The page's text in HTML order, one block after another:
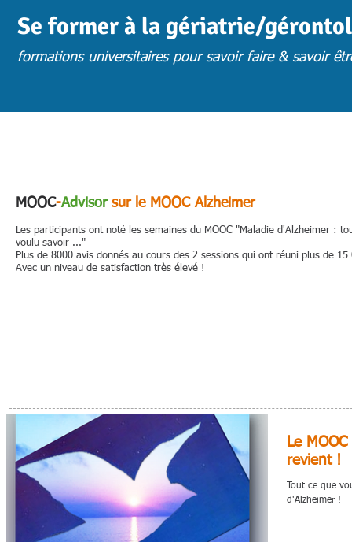
Se former à la gériatrie/
formations universitaires pour savoir faire & savoir
MOOC-Advisor sur le MOOC Alzheimer
Les participants ont noté les semaines du MOOC "Maladie d'Alzheimer :
voulu savoir ..."
Plus de 8000 avis donnés au cours des 2 sessions qui ont réuni plus de
Avec un niveau de satisfaction très élevé !
Le
revient !
Tout ce que
d'Alzheimer !